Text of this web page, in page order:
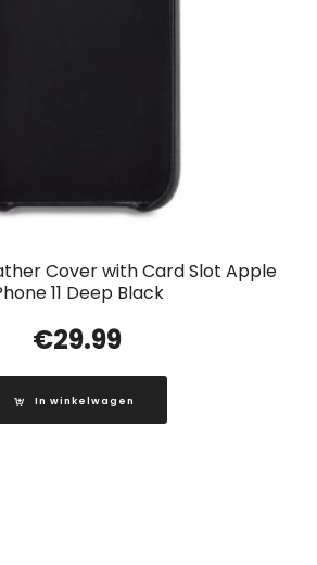
Cover with Card Slot Apple
11 Deep Black
€29.99
In winkelwagen